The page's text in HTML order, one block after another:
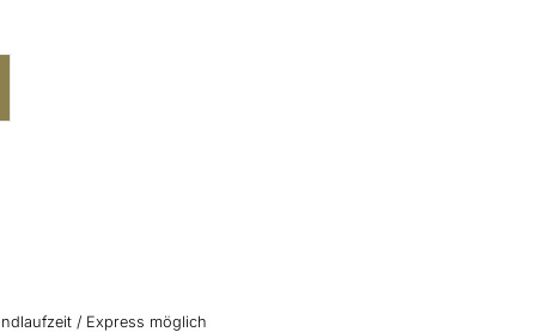
/ Express möglich